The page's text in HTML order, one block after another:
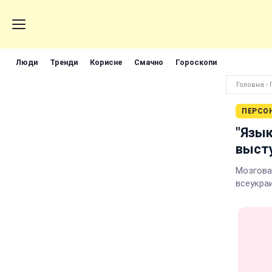
Люди Тренди Корисне Смачно Гороскопи
Головна ›